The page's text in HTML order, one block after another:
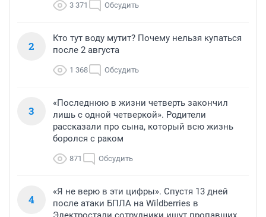
3 371 Обсудить
2
Кто тут воду мутит? Почему нельзя купаться
после 2 августа
1 368 Обсудить
3
«Последнюю в жизни четверть закончил
лишь с одной четверкой». Родители
рассказали про сына, который всю жизнь
боролся с раком
871 Обсудить
4
«Я не верю в эти цифры». Спустя 13 дней
после атаки БПЛА на Wildberries в